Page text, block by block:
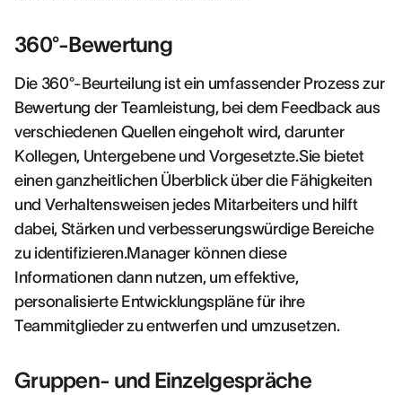
360°-Bewertung
Die 360°-Beurteilung ist ein umfassender Prozess zur
Bewertung der Teamleistung, bei dem Feedback aus
verschiedenen Quellen eingeholt wird, darunter
Kollegen, Untergebene und Vorgesetzte.Sie bietet
einen ganzheitlichen Überblick über die Fähigkeiten
und Verhaltensweisen jedes Mitarbeiters und hilft
dabei, Stärken und verbesserungswürdige Bereiche
zu identifizieren.Manager können diese
Informationen dann nutzen, um effektive,
personalisierte Entwicklungspläne für ihre
Teammitglieder zu entwerfen und umzusetzen.
Gruppen- und Einzelgespräche